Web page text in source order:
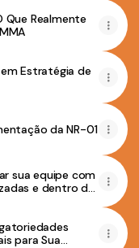
Que Realmente
Estratégia de
da NR-01
sua equipe com
e dentro do
para Sua